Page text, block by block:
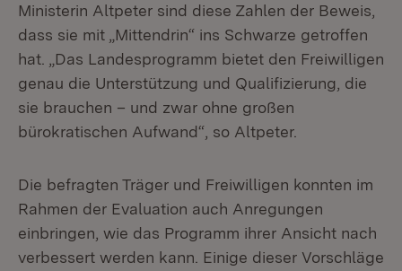
Ministerin Altpeter sind diese Zahlen der Beweis,
dass sie mit „Mittendrin“ ins Schwarze getroffen
hat. „Das Landesprogramm bietet den Freiwilligen
genau die Unterstützung und Qualifizierung, die
sie brauchen – und zwar ohne großen
bürokratischen Aufwand“, so Altpeter.
Die befragten Träger und Freiwilligen konnten im
Rahmen der Evaluation auch Anregungen
einbringen, wie das Programm ihrer Ansicht nach
verbessert werden kann. Einige dieser Vorschläge